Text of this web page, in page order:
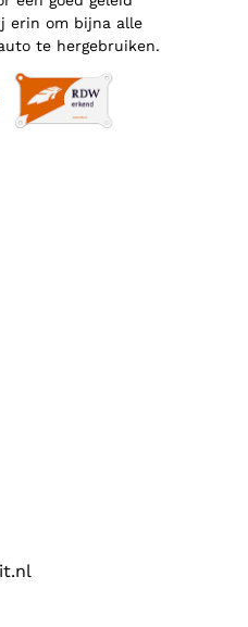
erin om bijna alle
te hergebruiken.